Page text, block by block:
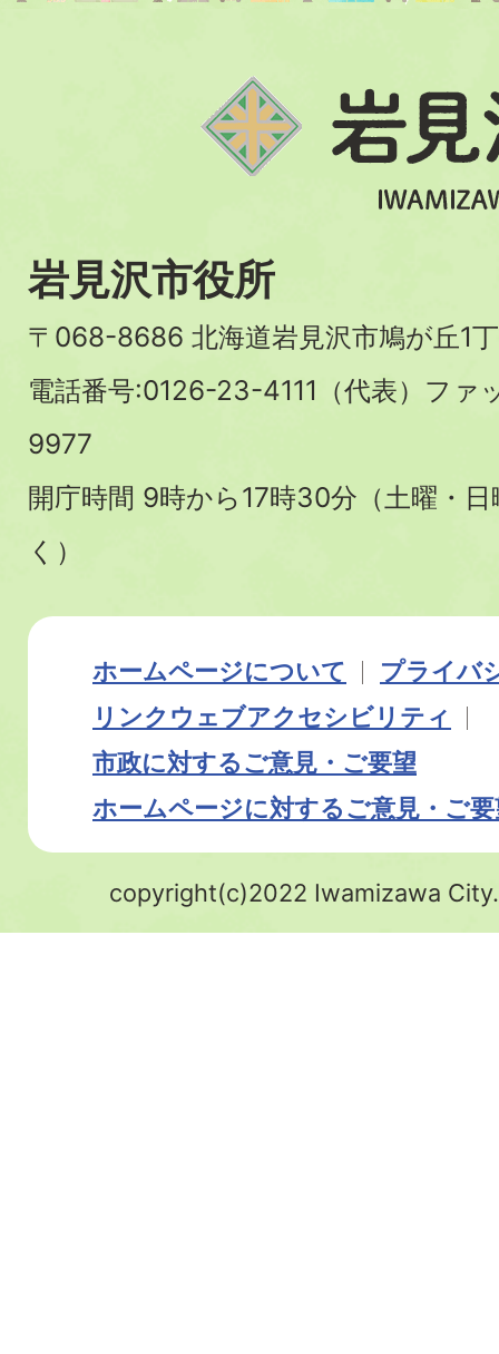
岩見沢市役所
〒068-8686 北海道岩見沢市鳩が丘1
電話番号:0126-23-4111（代表）フ
9977
開庁時間 9時から17時30分（土曜・
く）
ホームページについて
プライバ
リンク ウェブアクセシビリティ
市政に対するご意見・ご要望
ホームページに対するご意見・ご
copyright(c)2022 Iwamizawa